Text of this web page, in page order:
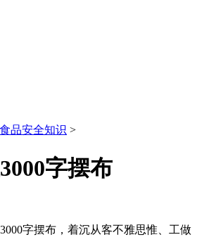
食品安全知识 >
字摆布
字摆布，着沉从客不雅思惟、工做